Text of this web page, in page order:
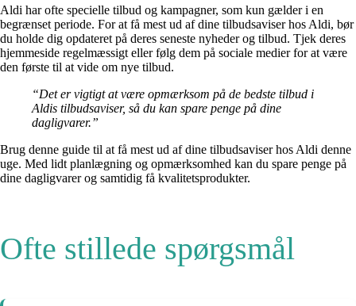
Aldi har ofte specielle tilbud og kampagner, som kun gælder i en
begrænset periode. For at få mest ud af dine tilbudsaviser hos Aldi, bør
du holde dig opdateret på deres seneste nyheder og tilbud. Tjek deres
hjemmeside regelmæssigt eller følg dem på sociale medier for at være
den første til at vide om nye tilbud.
“Det er vigtigt at være opmærksom på de bedste tilbud i
Aldis tilbudsaviser, så du kan spare penge på dine
dagligvarer.”
Brug denne guide til at få mest ud af dine tilbudsaviser hos Aldi denne
uge. Med lidt planlægning og opmærksomhed kan du spare penge på
dine dagligvarer og samtidig få kvalitetsprodukter.
Ofte stillede spørgsmål